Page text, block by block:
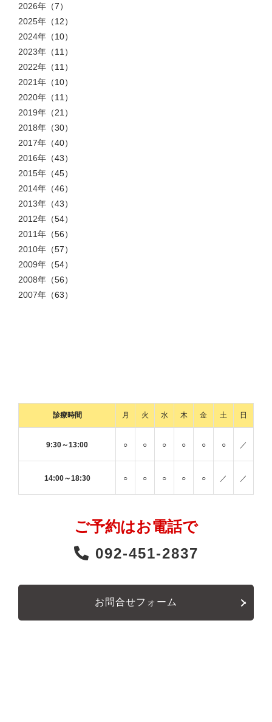
2026年 （7）
2025年 （12）
2024年 （10）
2023年 （11）
2022年 （11）
2021年 （10）
2020年 （11）
2019年 （21）
2018年 （30）
2017年 （40）
2016年 （43）
2015年 （45）
2014年 （46）
2013年 （43）
2012年 （54）
2011年 （56）
2010年 （57）
2009年 （54）
2008年 （56）
2007年 （63）
診療時間 月 火 水 木 金 土 日
9:30～13:00 ○ ○ ○ ○ ○ ○ ／
14:00～18:30 ○ ○ ○ ○ ○ ／ ／
ご予約はお電話で
092-451-2837
お問合せフォーム